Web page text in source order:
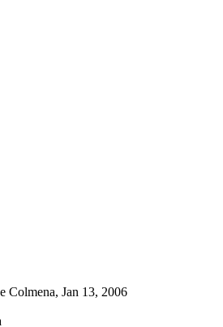
Colmena, Jan 13, 2006